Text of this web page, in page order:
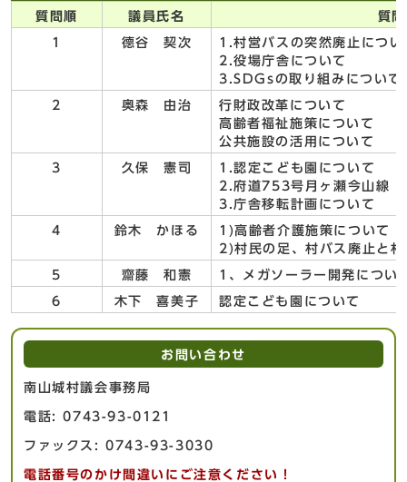
質問順 議員氏名 質
1 德谷 契次
1.村営バスの突然廃止につい
2.役場庁舎について
3.SDGsの取り組みについて
2 奥森 由治
行財政改革について
高齢者福祉施策について
公共施設の活用について
3 久保 憲司
1.認定こども園について
2.府道753号月ヶ瀬今山線「
3.庁舎移転計画について
4 鈴木 かほる
1)高齢者介護施策について
2)村民の足、村バス廃止と
5 齋藤 和憲 1、メガソーラー開発につい
6 木下 喜美子 認定こども園について
お問い合わせ
南山城村議会事務局
電話: 0743-93-0121
ファックス: 0743-93-3030
電話番号のかけ間違いにご注意ください！